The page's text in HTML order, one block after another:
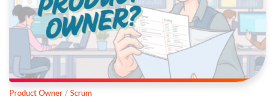
Product Owner / Scrum